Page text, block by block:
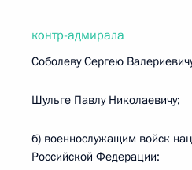
контр-адмирала
Соболеву Сергею
Шульге Павлу Николаевичу;
б) военнослужащим войск
Российской Федерации: